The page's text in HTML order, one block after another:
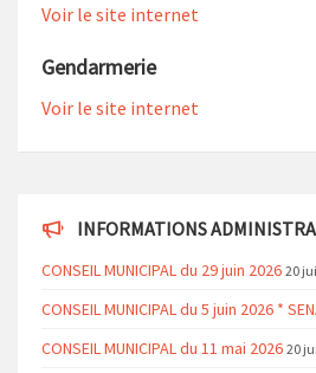
Voir le site internet
Gendarmerie
Voir le site internet
INFORMATIONS
CONSEIL MUNICIPAL du 29 juin 2026 20
CONSEIL MUNICIPAL du 5 juin 2026 *
CONSEIL MUNICIPAL du 11 mai 2026 20